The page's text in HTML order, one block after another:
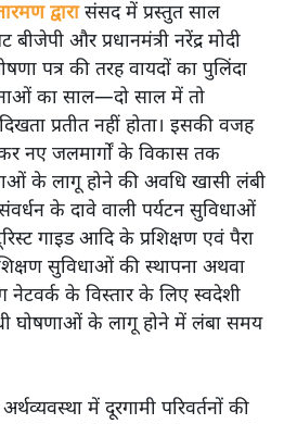
द्वारासंसद में प्रस्तुत साल
और प्रधानमंत्री नरेंद्र मोदी
पत्र की तरह वायदों का पुलिंदा
का साल—दो साल में तो
प्रतीत नहीं होता। इसकी वजह
नए जलमार्गों के विकास तक
के लागू होने की अवधि खासी लंबी
के दावे वाली पर्यटन सुविधाओं
गाइड आदि के प्रशिक्षण एवं पैरा
सुविधाओं की स्थापना अथवा
नेटवर्क के विस्तार के लिए स्वदेशी
घोषणाओं के लागू होने में लंबा समय
में दूरगामी परिवर्तनों की